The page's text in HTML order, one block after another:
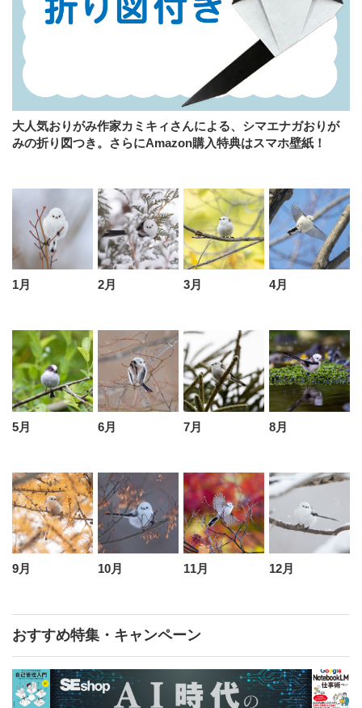
大人気おりがみ作家カミキィさんによる、シマエナガおりが
みの折り図つき。さらにAmazon購入特典はスマホ壁紙！
1月 2月 3月 4月
5月 6月 7月 8月
9月 10月 11月 12月
おすすめ特集・キャンペーン